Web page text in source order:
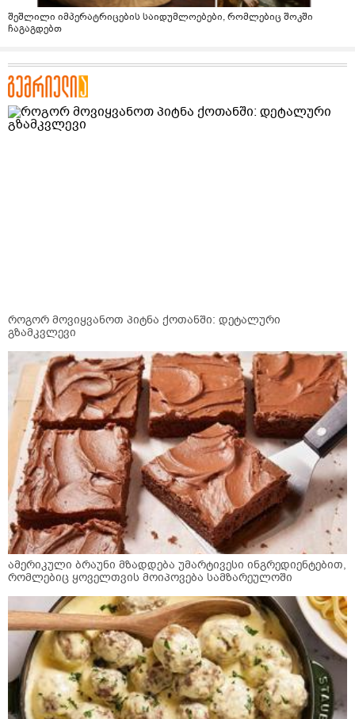
შეშლილი იმპერატრიცების საიდუმლოებები, რომლებიც შოკში
ჩაგაგდებთ
როგორ მოვიყვანოთ პიტნა ქოთანში: დეტალური
გზამკვლევი
ამერიკული ბრაუნი მზადდება უმარტივესი ინგრედიენტებით,
რომლებიც ყოველთვის მოიპოვება სამზარეულოში